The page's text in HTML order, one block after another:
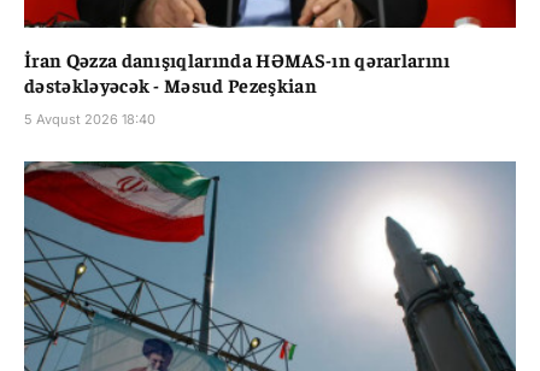
İran Qəzza danışıqlarında HƏMAS-ın qərarlarını
dəstəkləyəcək - Məsud Pezeşkian
5 Avqust 2026 18:40